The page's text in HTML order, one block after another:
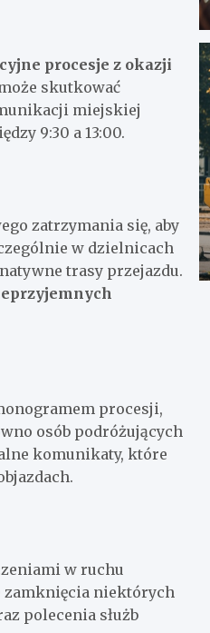
procesje z okazji
skutkować
miejskiej
9:30 a 13:00.
zatrzymania się, aby
w dzielnicach
trasy przejazdu.
procesji,
osób podróżujących
komunikaty, które
w ruchu
zamknięcia niektórych
polecenia służb